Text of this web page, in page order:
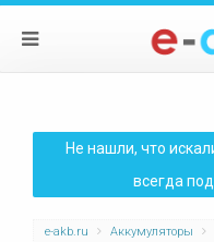
Не нашли, что
всегда
e-akb.ru Аккумуляторы